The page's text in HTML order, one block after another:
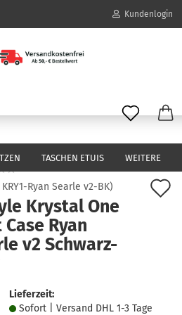
Kundenlogin
vergessen?
TASCHEN ETUIS WEITERE
KRY1-Ryan Searle v2-BK)
Krystal One
Ryan
v2 Schwarz-
Lieferzeit:
Sofort | Versand DHL 1-3 Tage